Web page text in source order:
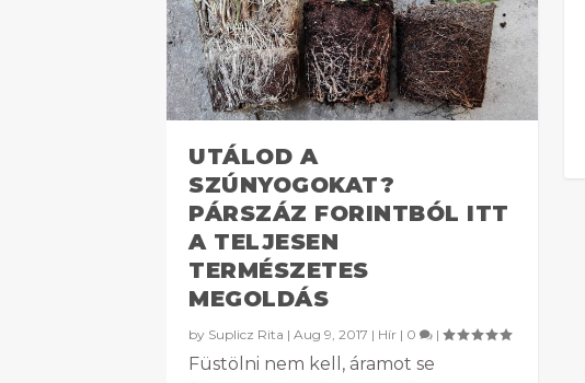
UTÁLOD A
SZÚNYOGOKAT?
PÁRSZÁZ FORINTBÓL ITT
A TELJESEN
TERMÉSZETES
MEGOLDÁS
by Suplicz Rita | Aug 9, 2017 | Hír | 0 |
Füstölni nem kell, áramot se